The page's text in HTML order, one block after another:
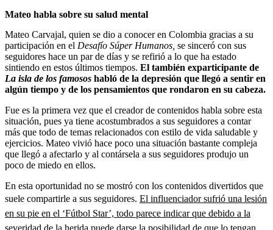
Mateo habla sobre su salud mental
Mateo Carvajal, quien se dio a conocer en Colombia gracias a su
participación en el Desafío Súper Humanos, se sinceró con sus
seguidores hace un par de días y se refirió a lo que ha estado
sintiendo en estos últimos tiempos. El también exparticipante de
La isla de los famosos habló de la depresión que llegó a sentir en
algún tiempo y de los pensamientos que rondaron en su cabeza.
Fue es la primera vez que el creador de contenidos habla sobre esta
situación, pues ya tiene acostumbrados a sus seguidores a contar
más que todo de temas relacionados con estilo de vida saludable y
ejercicios. Mateo vivió hace poco una situación bastante compleja
que llegó a afectarlo y al contársela a sus seguidores produjo un
poco de miedo en ellos.
En esta oportunidad no se mostró con los contenidos divertidos que
suele compartirle a sus seguidores. El influenciador sufrió una lesión
en su pie en el ‘Fútbol Star’, todo parece indicar que debido a la
severidad de la herida puede darse la posibilidad de que lo tengan